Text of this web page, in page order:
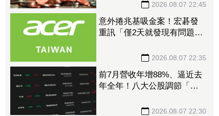
2026.08.07 22:45
意外捲兆基吸金案！宏碁發
重訊「僅2天就發現有問題」
2026.08.07 22:35
前7月營收年增88%、逼近去
年全年！八大公股調節「這
2026.08.07 22:30